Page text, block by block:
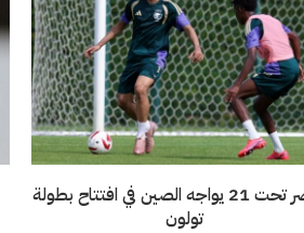
الأخضر تحت 21 يواجه الصين في افتتاح بطولة
تولون